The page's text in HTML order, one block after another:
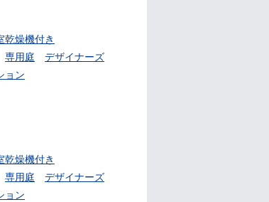
乾燥機付き
専用庭
デザイナーズ
ョン
乾燥機付き
専用庭
デザイナーズ
ョン